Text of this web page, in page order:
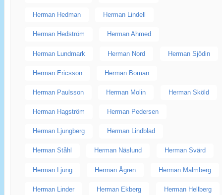
Herman Hedman Herman Lindell
Herman Hedström Herman Ahmed
Herman Lundmark Herman Nord Herman Sjödin
Herman Ericsson Herman Boman
Herman Paulsson Herman Molin Herman Sköld
Herman Hagström Herman Pedersen
Herman Ljungberg Herman Lindblad
Herman Ståhl Herman Näslund Herman Svärd
Herman Ljung Herman Ågren Herman Malmberg
Herman Linder Herman Ekberg Herman Hellberg